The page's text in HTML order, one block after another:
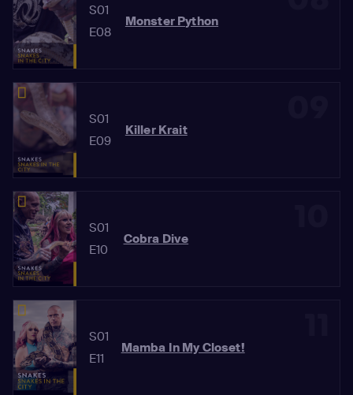
S01
E08
Monster Python
S01
E09
Killer Krait
S01
E10
Cobra Dive
S01
E11
Mamba In My Closet!